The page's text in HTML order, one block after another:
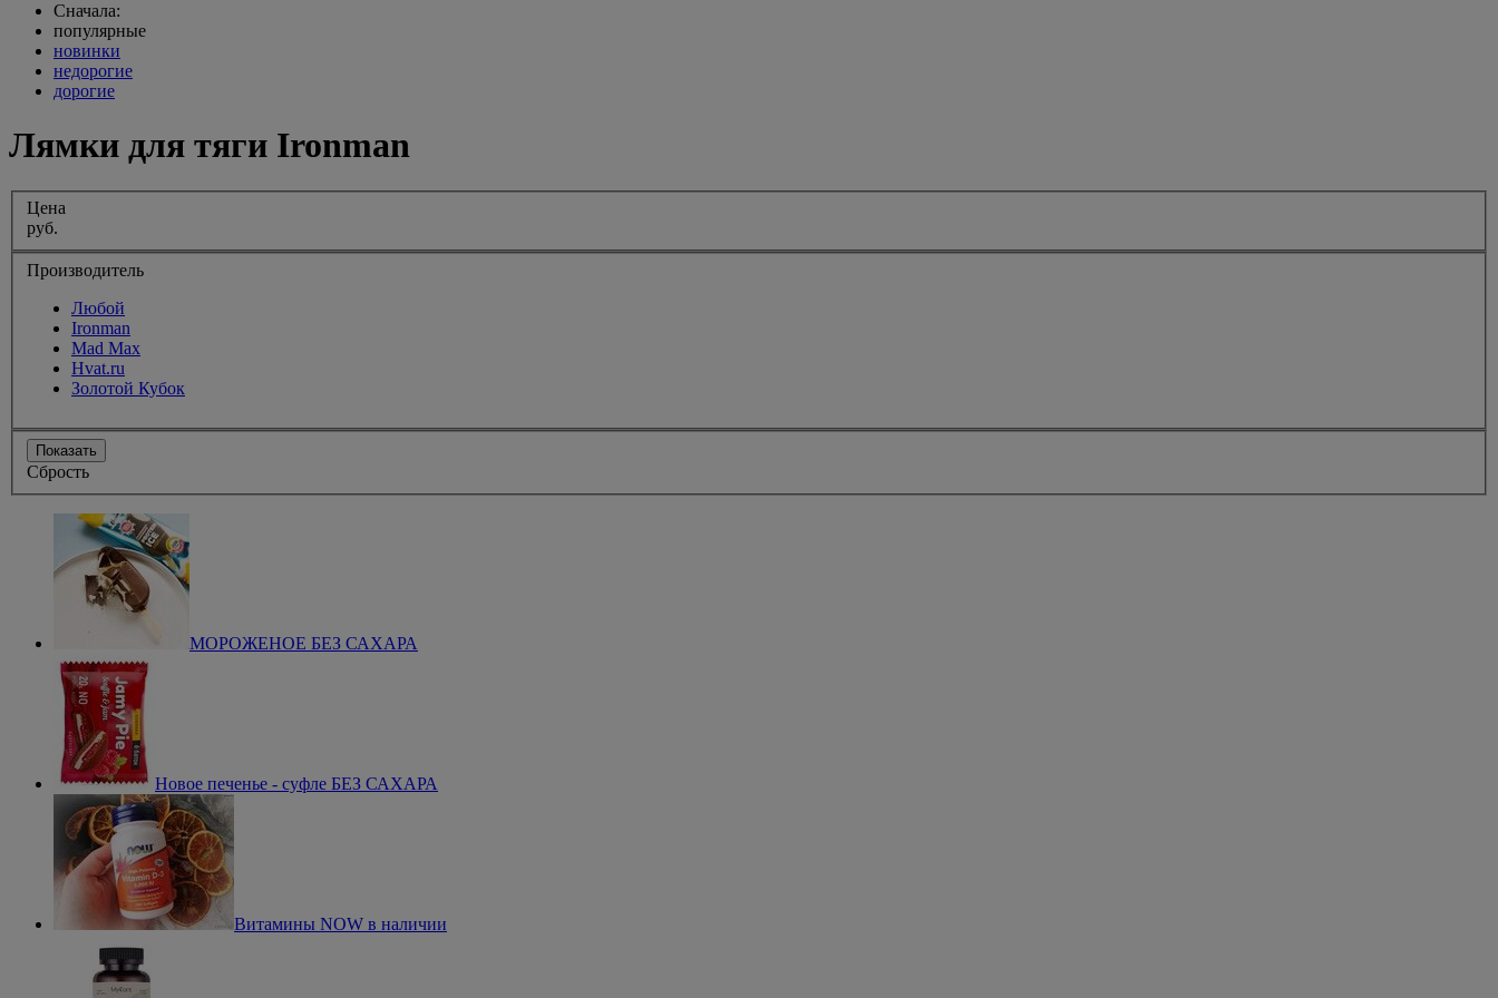
Сначала:
популярные
новинки
недорогие
дорогие
Лямки для тяги Ironman
Цена
руб.
Производитель
Любой
Ironman
Mad Max
Hvat.ru
Золотой Кубок
Показать
Сбрость
МОРОЖЕНОЕ БЕЗ САХАРА
Новое печенье - суфле БЕЗ САХАРА
Витамины NOW в наличии